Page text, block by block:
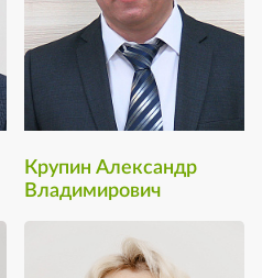
Крупин Александр
Владимирович